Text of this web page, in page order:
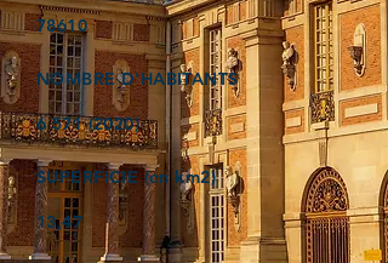
78610
NOMBRE D'HABITANTS
6 571 (2020)
SUPERFICIE (en km2)
13,47